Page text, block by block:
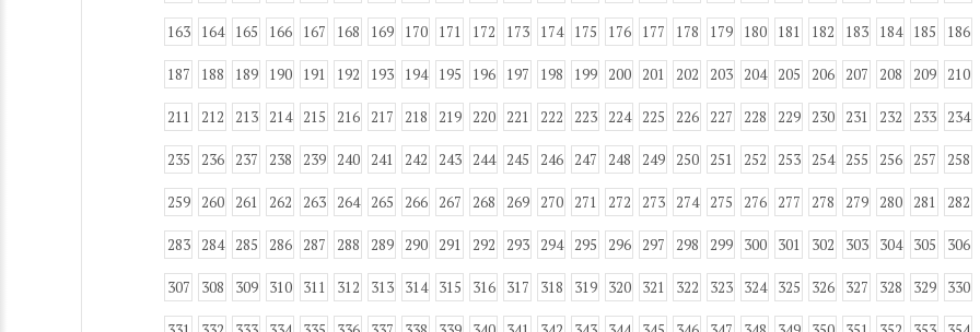
163 164 165 166 167 168 169 170 171 172 173 174 175 176 177 178 179 180 181 182 183 184 185 186
187 188 189 190 191 192 193 194 195 196 197 198 199 200 201 202 203 204 205 206 207 208 209 210
211 212 213 214 215 216 217 218 219 220 221 222 223 224 225 226 227 228 229 230 231 232 233 234
235 236 237 238 239 240 241 242 243 244 245 246 247 248 249 250 251 252 253 254 255 256 257 258
259 260 261 262 263 264 265 266 267 268 269 270 271 272 273 274 275 276 277 278 279 280 281 282
283 284 285 286 287 288 289 290 291 292 293 294 295 296 297 298 299 300 301 302 303 304 305 306
307 308 309 310 311 312 313 314 315 316 317 318 319 320 321 322 323 324 325 326 327 328 329 330